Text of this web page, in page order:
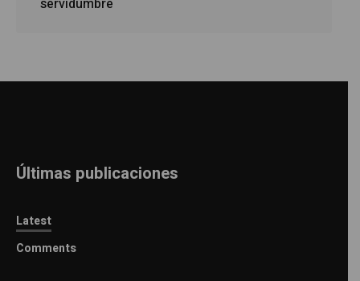
servidumbre
Últimas publicaciones
Latest
Comments